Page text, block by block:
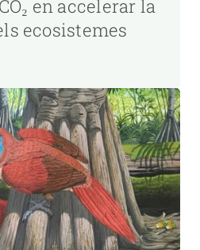
en accelerar la
ecosistemes